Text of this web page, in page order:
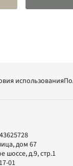
использования
дом 67
шоссе, д.9, стр.1
01